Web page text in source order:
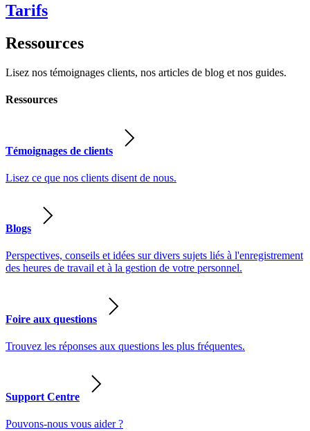
Tarifs
Ressources
Lisez nos témoignages clients, nos articles de blog et nos guides.
Ressources
Témoignages de clients
Lisez ce que nos clients disent de nous.
Blogs
Perspectives, conseils et idées sur divers sujets liés à l'enregistrement
des heures de travail et à la gestion de votre personnel.
Foire aux questions
Trouvez les réponses aux questions les plus fréquentes.
Support Centre
Pouvons-nous vous aider ?